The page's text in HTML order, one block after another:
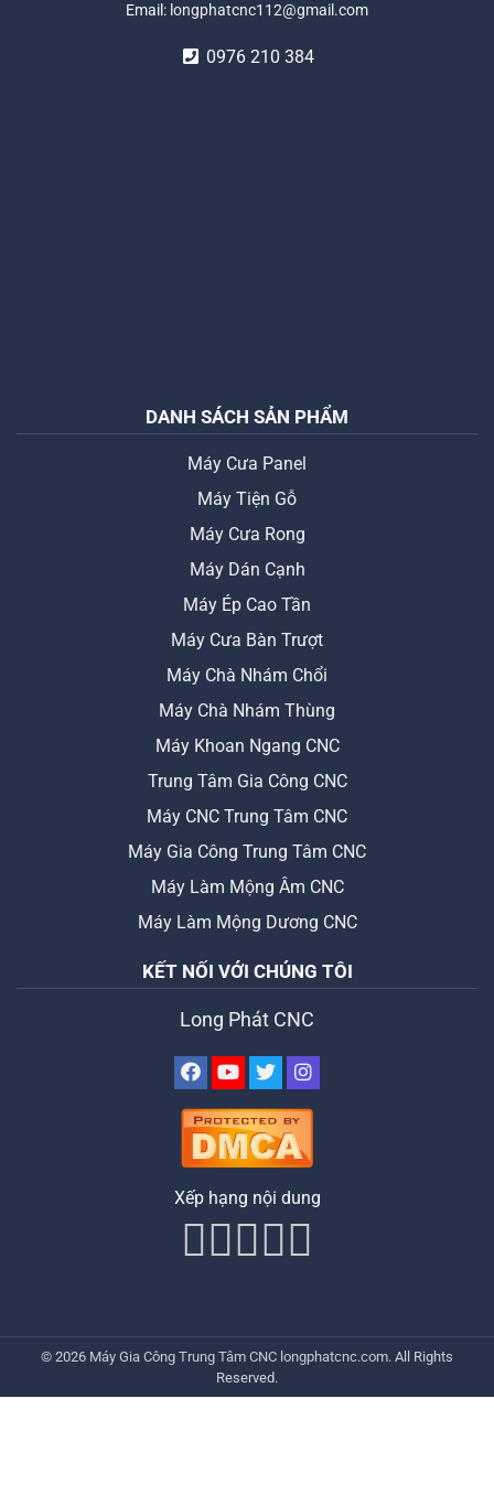
Email: longphatcnc112@gmail.com
0976 210 384
DANH SÁCH SẢN PHẨM
Máy Cưa Panel
Máy Tiện Gỗ
Máy Cưa Rong
Máy Dán Cạnh
Máy Ép Cao Tần
Máy Cưa Bàn Trượt
Máy Chà Nhám Chổi
Máy Chà Nhám Thùng
Máy Khoan Ngang CNC
Trung Tâm Gia Công CNC
Máy CNC Trung Tâm CNC
Máy Gia Công Trung Tâm CNC
Máy Làm Mộng Âm CNC
Máy Làm Mộng Dương CNC
KẾT NỐI VỚI CHÚNG TÔI
Long Phát CNC
Xếp hạng nội dung
© 2026 Máy Gia Công Trung Tâm CNC longphatcnc.com. All Rights
Reserved.